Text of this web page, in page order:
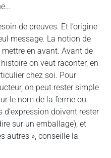
de preuves. Et l’origine
message. La notion de
en avant. Avant de
on veut raconter, en
chez soi. Pour
on peut rester simple
le nom de la ferme ou
doivent rester
sur un emballage), et
autres », conseille la